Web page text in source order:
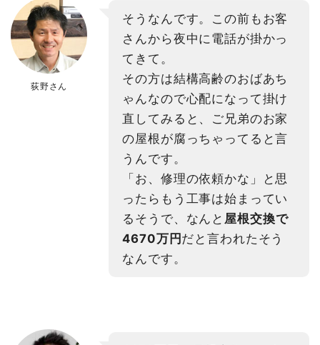
荻野さん
そうなんです。この前もお客
さんから夜中に電話が掛かっ
てきて。
その方は結構高齢のおばあち
ゃんなので心配になって掛け
直してみると、ご兄弟のお家
の屋根が腐っちゃってると言
うんです。
「お、修理の依頼かな」と思
ったらもう工事は始まってい
るそうで、なんと 屋根交換で
4670万円だと言われたそう
なんです。